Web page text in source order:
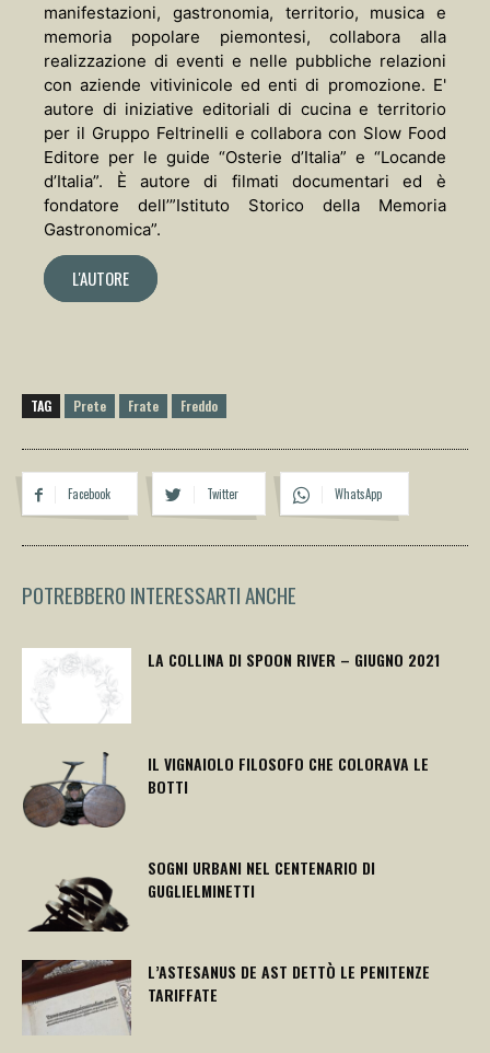
manifestazioni, gastronomia, territorio, musica e
memoria popolare piemontesi, collabora alla
realizzazione di eventi e nelle pubbliche relazioni
con aziende vitivinicole ed enti di promozione. E'
autore di iniziative editoriali di cucina e territorio
per il Gruppo Feltrinelli e collabora con Slow Food
Editore per le guide “Osterie d’Italia” e “Locande
d’Italia”. È autore di filmati documentari ed è
fondatore dell’”Istituto Storico della Memoria
Gastronomica”.
L'AUTORE
TAG Prete Frate Freddo
Facebook Twitter WhatsApp
POTREBBERO INTERESSARTI ANCHE
LA COLLINA DI SPOON RIVER – GIUGNO 2021
IL VIGNAIOLO FILOSOFO CHE COLORAVA LE
BOTTI
SOGNI URBANI NEL CENTENARIO DI
GUGLIELMINETTI
L’ASTESANUS DE AST DETTÒ LE PENITENZE
TARIFFATE